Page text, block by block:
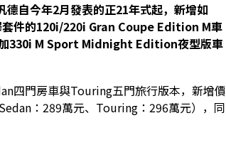
自今年2月發表的正21年式起，新增如
件的120i/220i Gran Coupe Edition M車
330i M Sport Midnight Edition夜型版車
四門房車與Touring五門旅行版本，新增價
：289萬元、Touring：296萬元），同